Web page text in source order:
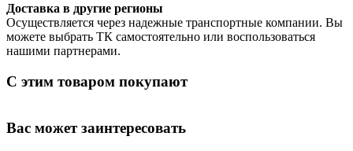
Доставка в другие регионы
Осуществляется через надежные транспортные компании. Вы
можете выбрать ТК самостоятельно или воспользоваться
нашими партнерами.
С этим товаром покупают
Вас может заинтересовать